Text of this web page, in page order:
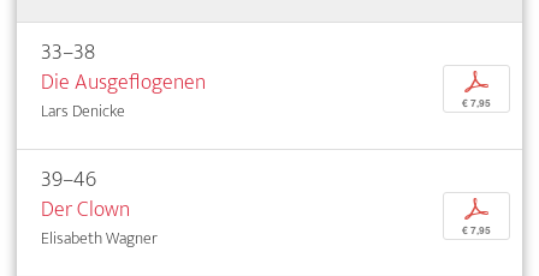
33–38
Die Ausgeflogenen
Lars Denicke
p
€ 7,95
39–46
Der Clown
Elisabeth Wagner
p
€ 7,95